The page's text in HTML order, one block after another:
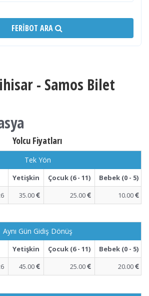
FERIBOT ARA
- Samos Bilet
Yolcu Fiyatları
Tek Yön
Yetişkin Çocuk (6 - 11)
Bebek (0 - 5)
35.00 25.00 10.00
Aynı Gün Gidiş Dönüş
Yetişkin Çocuk (6 - 11)
Bebek (0 - 5)
45.00 25.00 20.00